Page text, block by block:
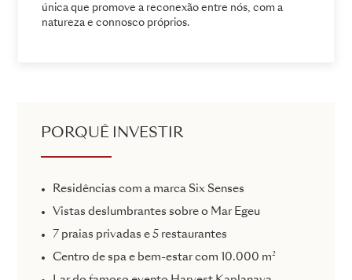
única que promove a reconexão entre nós, com a
natureza e connosco próprios.
PORQUÊ INVESTIR
Residências com a marca Six Senses
Vistas deslumbrantes sobre o Mar Egeu
7 praias privadas e 5 restaurantes
Centro de spa e bem-estar com 10.000 m²